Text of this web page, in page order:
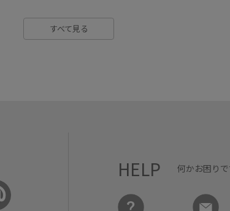
すべて見る
HELP 何かお困りで